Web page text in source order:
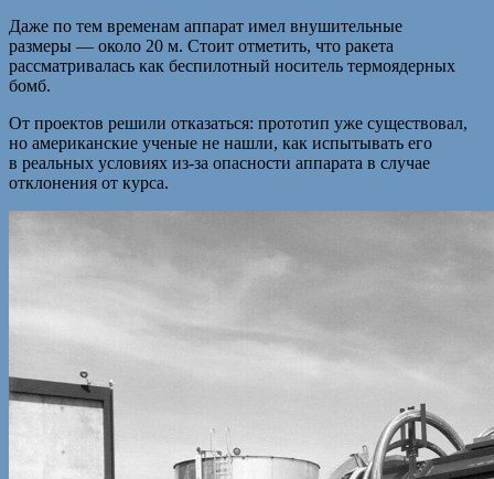
Даже по тем временам аппарат имел внушительные
размеры — около 20 м. Стоит отметить, что ракета
рассматривалась как беспилотный носитель термоядерных
бомб.
От проектов решили отказаться: прототип уже существовал,
но американские ученые не нашли, как испытывать его
в реальных условиях из-за опасности аппарата в случае
отклонения от курса.